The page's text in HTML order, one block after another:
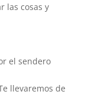
las cosas y
el sendero
llevaremos de